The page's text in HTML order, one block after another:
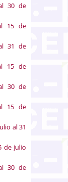
30 de
15 de
31 de
15 de
30 de
15 de
al 31
de julio
30 de